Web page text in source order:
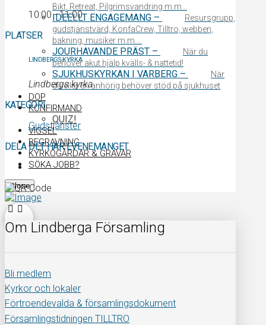
Bikt, Retreat, Pilgrimsvandring m.m…
IDEELLT ENGAGEMANG –
Resursgrupp,
gudstjänstvärd, KonfaCrew, Tilltro, webben,
bakning, musiker m.m….
JOURHAVANDE PRÄST –
När du
behöver akut hjälp kvälls- & nattetid!
SJUKHUSKYRKAN I VARBERG –
När
du eller en anhörig behöver stöd på sjukhuset
DOP
KONFIRMAND
QUIZ!
VIGSEL
BEGRAVNING
KYRKOGÅRDAR & GRAVAR
SÖKA JOBB?
Close
10:00 - 11:00
PLATSER
LINDBERGS KYRKA
Lindbergs kyrka
KATEGORI
Gudstjänster
DELA DET HÄR EVENEMANGET
Om Lindberga Församling
Bli medlem
Kyrkor och lokaler
Förtroendevalda & församlingsdokument
Församlingstidningen TILLTRO